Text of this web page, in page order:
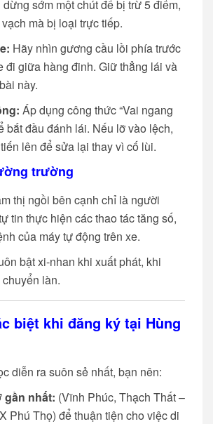
sớm một chút để bị trừ 5 điểm,
mà bị loại trực tiếp.
Hãy nhìn gương cầu lồi phía trước
đi giữa hàng đinh. Giữ thẳng lái và
này.
Áp dụng công thức “Vai ngang
bắt đầu đánh lái. Nếu lỡ vào lệch,
lên để sửa lại thay vì cố lùi.
trường
thị ngồi bên cạnh chỉ là người
tin thực hiện các thao tác tăng số,
của máy tự động trên xe.
bật xi-nhan khi xuất phát, khi
làn.
biệt khi đăng ký tại Hùng
diễn ra suôn sẻ nhất, bạn nên:
gần nhất: (Vĩnh Phúc, Thạch Thất –
Phú Thọ) để thuận tiện cho việc di